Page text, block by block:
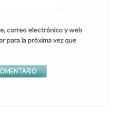
correo electrónico y web
para la próxima vez que